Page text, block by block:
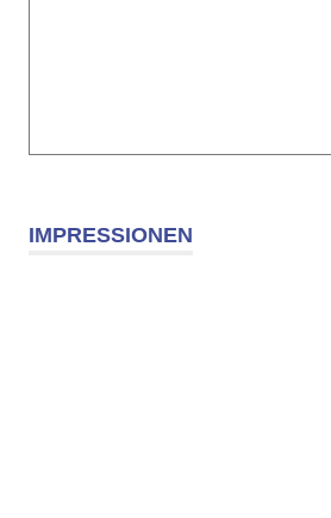
IMPRESSIONEN